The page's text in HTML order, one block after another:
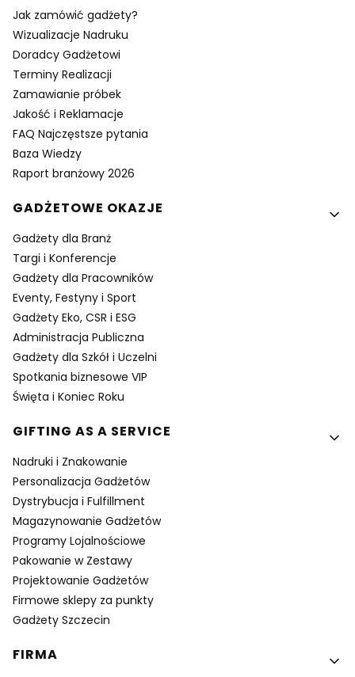
Jak zamówić gadżety?
Wizualizacje Nadruku
Doradcy Gadżetowi
Terminy Realizacji
Zamawianie próbek
Jakość i Reklamacje
FAQ Najczęstsze pytania
Baza Wiedzy
Raport branżowy 2026
GADŻETOWE OKAZJE
Gadżety dla Branż
Targi i Konferencje
Gadżety dla Pracowników
Eventy, Festyny i Sport
Gadżety Eko, CSR i ESG
Administracja Publiczna
Gadżety dla Szkół i Uczelni
Spotkania biznesowe VIP
Święta i Koniec Roku
GIFTING AS A SERVICE
Nadruki i Znakowanie
Personalizacja Gadżetów
Dystrybucja i Fulfillment
Magazynowanie Gadżetów
Programy Lojalnościowe
Pakowanie w Zestawy
Projektowanie Gadżetów
Firmowe sklepy za punkty
Gadżety Szczecin
FIRMA